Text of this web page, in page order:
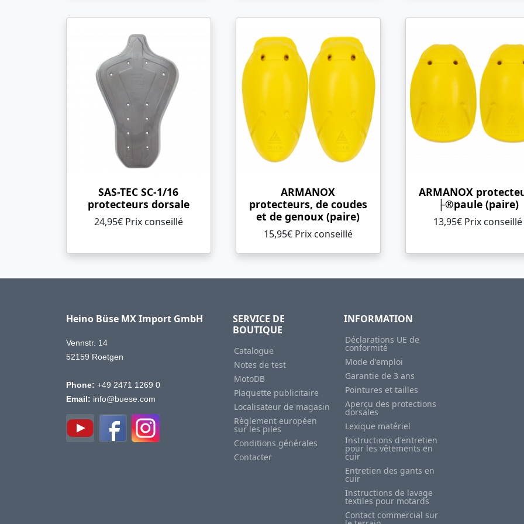
SAS-TEC SC-1/16
protecteurs dorsale
24,95€ Prix ​​conseillé
ARMANOX
protecteurs, de coudes
et de genoux (paire)
15,95€ Prix ​​conseillé
ARMANOX
├®paule (paire)
13,95€ Prix ​​conseillé
Heino Büse MX Import GmbH
Vennstr. 14
52159 Roetgen
Phone: +49 2471 1269 0
Email: info@buese.com
SERVICE DE
BOUTIQUE
Catalogue
Notes de test
MotoDB
Plaquette publicitaire
Localisateur de magasin
Règlement européen
sur les piles
Conditions générales
Contacter
INFORMATION
Déclarations UE de
conformité
Mode d'emploi
Garantie de 3 ans
Pointures et tailles
Aperçu des protections
dorsales
Lexique matériel
Instructions d'entretien
pour les vêtements en
cuir
Entretien des gants en
cuir
Instructions de lavage
textiles pour motards
Contact commercial sur